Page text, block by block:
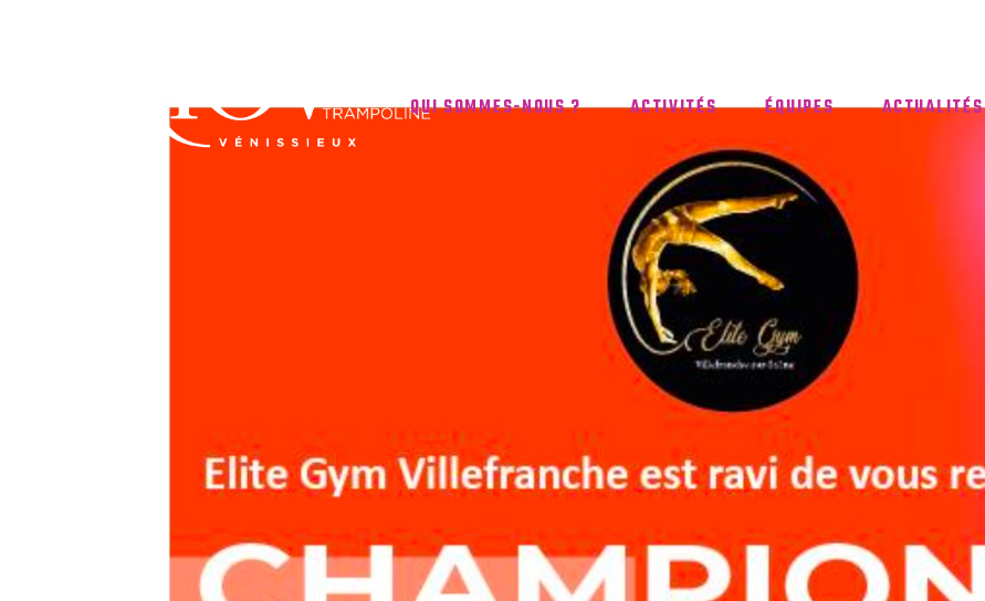
QUI SOMMES-NOUS ? ACTIVITÉS ÉQUIPES ACTUALITÉS